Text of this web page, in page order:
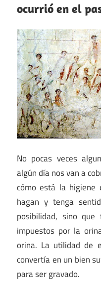
ocurrió en el
No pocas veces
algún día nos van a
cómo está la higiene
hagan y tenga
posibilidad, sino
impuestos por la
orina. La utilidad de
convertía en un bien
para ser gravado.